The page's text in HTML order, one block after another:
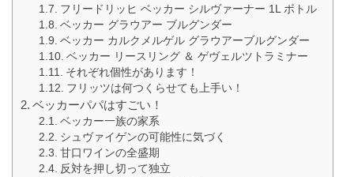
フリードリッヒ ベッカー シルヴァーナー 1L ボトル
ベッカー グラウアー ブルグンダー
ベッカー カルクメルゲル グラウアーブルグンダー
ベッカー リースリング ＆ ゲヴェルツトラミナー
それぞれ個性があります！
フリッツは何つくらせても上手い！
ベッカーパパはすごい！
ベッカー一族の家系
シュヴァイゲンの可能性に気づく
甘口ワインの全盛期
反対を押し切って独立